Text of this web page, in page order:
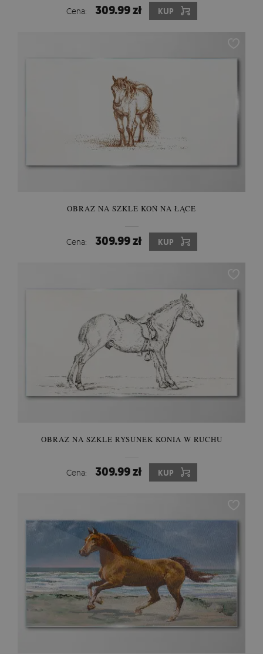
Cena: 309.99 zł KUP
OBRAZ NA SZKLE KOŃ NA ŁĄCE
Cena: 309.99 zł KUP
OBRAZ NA SZKLE RYSUNEK KONIA W RUCHU
Cena: 309.99 zł KUP